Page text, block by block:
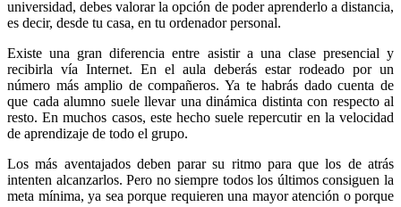
universidad, debes valorar la opción de poder aprenderlo a distancia,
es decir, desde tu casa, en tu ordenador personal.
Existe una gran diferencia entre asistir a una clase presencial y
recibirla vía Internet. En el aula deberás estar rodeado por un
número más amplio de compañeros. Ya te habrás dado cuenta de
que cada alumno suele llevar una dinámica distinta con respecto al
resto. En muchos casos, este hecho suele repercutir en la velocidad
de aprendizaje de todo el grupo.
Los más aventajados deben parar su ritmo para que los de atrás
intenten alcanzarlos. Pero no siempre todos los últimos consiguen la
meta mínima, ya sea porque requieren una mayor atención o porque